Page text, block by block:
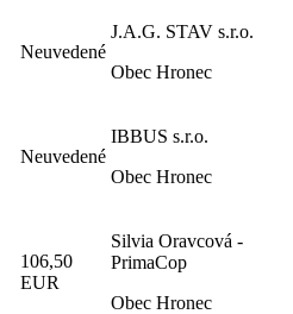
Neuvedené
J.A.G. STAV s.r.o.
Obec Hronec
Neuvedené
IBBUS s.r.o.
Obec Hronec
106,50
EUR
Silvia Oravcová -
PrimaCop
Obec Hronec